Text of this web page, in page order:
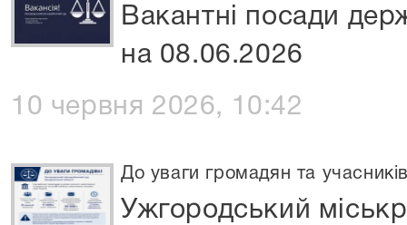
Вакантні посади
на 08.06.2026
10 червня 2026, 10:42
До уваги громадян та
Ужгородський